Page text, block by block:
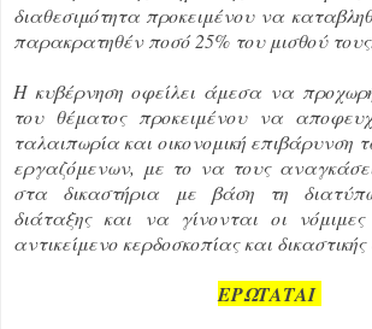
διαθεσιμότητα προκειμένου να
παρακρατηθέν ποσό 25% του μισθού τους.
Η κυβέρνηση οφείλει άμεσα να
του θέματος προκειμένου να
ταλαιπωρία και οικονομική επιβάρυνση
εργαζόμενων, με το να τους
στα δικαστήρια με βάση τη
διάταξης και να γίνονται οι
αντικείμενο κερδοσκοπίας και
ΕΡΩΤΑΤΑΙ